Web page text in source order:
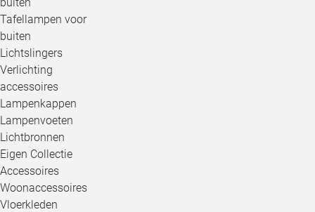
Tafellampen voor
buiten
Lichtslingers
Verlichting
accessoires
Lampenkappen
Lampenvoeten
Lichtbronnen
Eigen Collectie
Accessoires
Woonaccessoires
Vloerkleden